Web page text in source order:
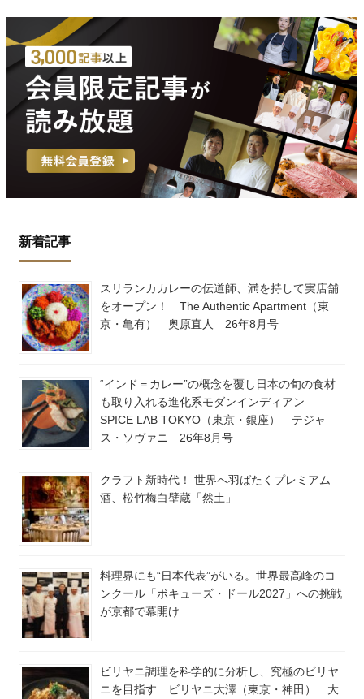
新着記事
スリランカカレーの伝道師、満を持して実店舗
をオープン！ The Authentic Apartment（東
京・亀有） 奥原直人 26年8月号
“インド＝カレー”の概念を覆し日本の旬の食材
も取り入れる進化系モダンインディアン
SPICE LAB TOKYO（東京・銀座） テジャ
ス・ソヴァニ 26年8月号
クラフト新時代！ 世界へ羽ばたくプレミアム
酒、松竹梅白壁蔵「然土」
料理界にも“日本代表”がいる。世界最高峰のコ
ンクール「ボキューズ・ドール2027」への挑戦
が京都で幕開け
ビリヤニ調理を科学的に分析し、究極のビリヤ
ニを目指す ビリヤニ大澤（東京・神田） 大